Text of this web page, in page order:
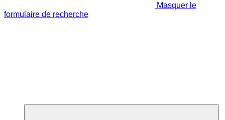
Masquer le
formulaire de recherche